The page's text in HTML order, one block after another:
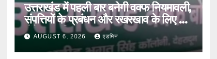
उत्तराखंड में पहली बार बनेगी वक्फ नियमावली,
संपत्तियों के प्रबंधन और रखरखाव के लिए तय
होंगे स्पष्ट नियम
AUGUST 6, 2026 एडमिन